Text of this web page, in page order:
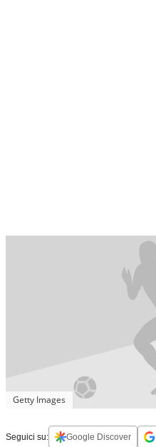
Getty Images
Seguici su: Google Discover